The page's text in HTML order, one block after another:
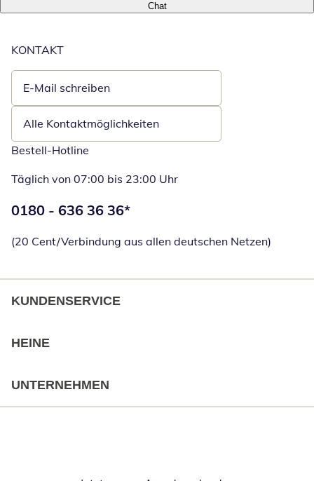
Chat
KONTAKT
E-Mail schreiben
Öffnet E-Mail-Client
Alle Kontaktmöglichkeiten
Bestell-Hotline
Täglich von 07:00 bis 23:00 Uhr
Telefonnummer:
0180 - 636 36 36*
(20 Cent/Verbindung aus allen deutschen Netzen)
KUNDENSERVICE
HEINE
UNTERNEHMEN